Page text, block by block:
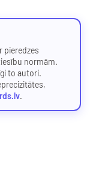
pieredzes
normām.
to autori.
.